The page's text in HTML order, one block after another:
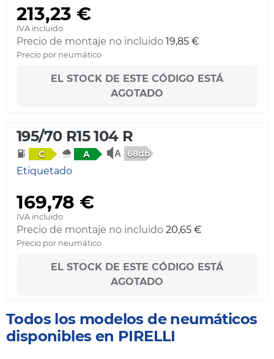
213,23 €
IVA incluido
Precio de montaje no incluido 19,85 €
Precio por neumático
EL STOCK DE ESTE CÓDIGO ESTÁ
AGOTADO
195/70 R15 104 R
C A 68db
Etiquetado
169,78 €
IVA incluido
Precio de montaje no incluido 20,65 €
Precio por neumático
EL STOCK DE ESTE CÓDIGO ESTÁ
AGOTADO
Todos los modelos de neumáticos
disponibles en PIRELLI